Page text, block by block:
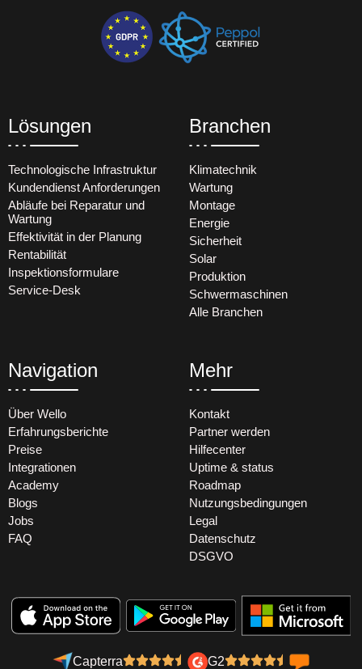
Lösungen
Technologische Infrastruktur
Kundendienst Anforderungen
Abläufe bei Reparatur und
Wartung
Effektivität in der Planung
Rentabilität
Inspektionsformulare
Service-Desk
Branchen
Klimatechnik
Wartung
Montage
Energie
Sicherheit
Solar
Produktion
Schwermaschinen
Alle Branchen
Navigation
Über Wello
Erfahrungsberichte
Preise
Integrationen
Academy
Blogs
Jobs
FAQ
Mehr
Kontakt
Partner werden
Hilfecenter
Uptime & status
Roadmap
Nutzungsbedingungen
Legal
Datenschutz
DSGVO
Capterra G2